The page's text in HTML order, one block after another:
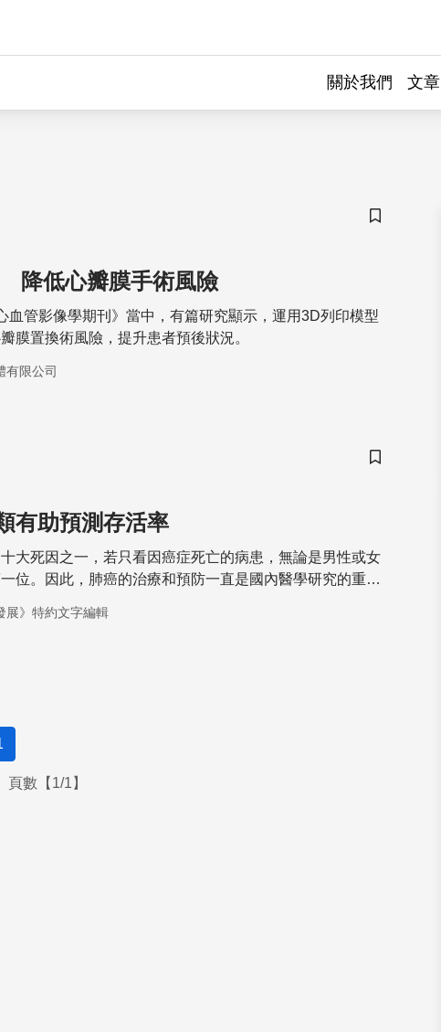
關於我們 文章
儲存書籤
降低心瓣膜手術風險
血管影像學期刊》當中，有篇研究顯示，運用3D列印模型
膜置換術風險，提升患者預後狀況。
有限公司
儲存書籤
有助預測存活率
大死因之一，若只看因癌症死亡的病患，無論是男性或女
位。因此，肺癌的治療和預防一直是國內醫學研究的重
展》特約文字編輯
數【1/1】